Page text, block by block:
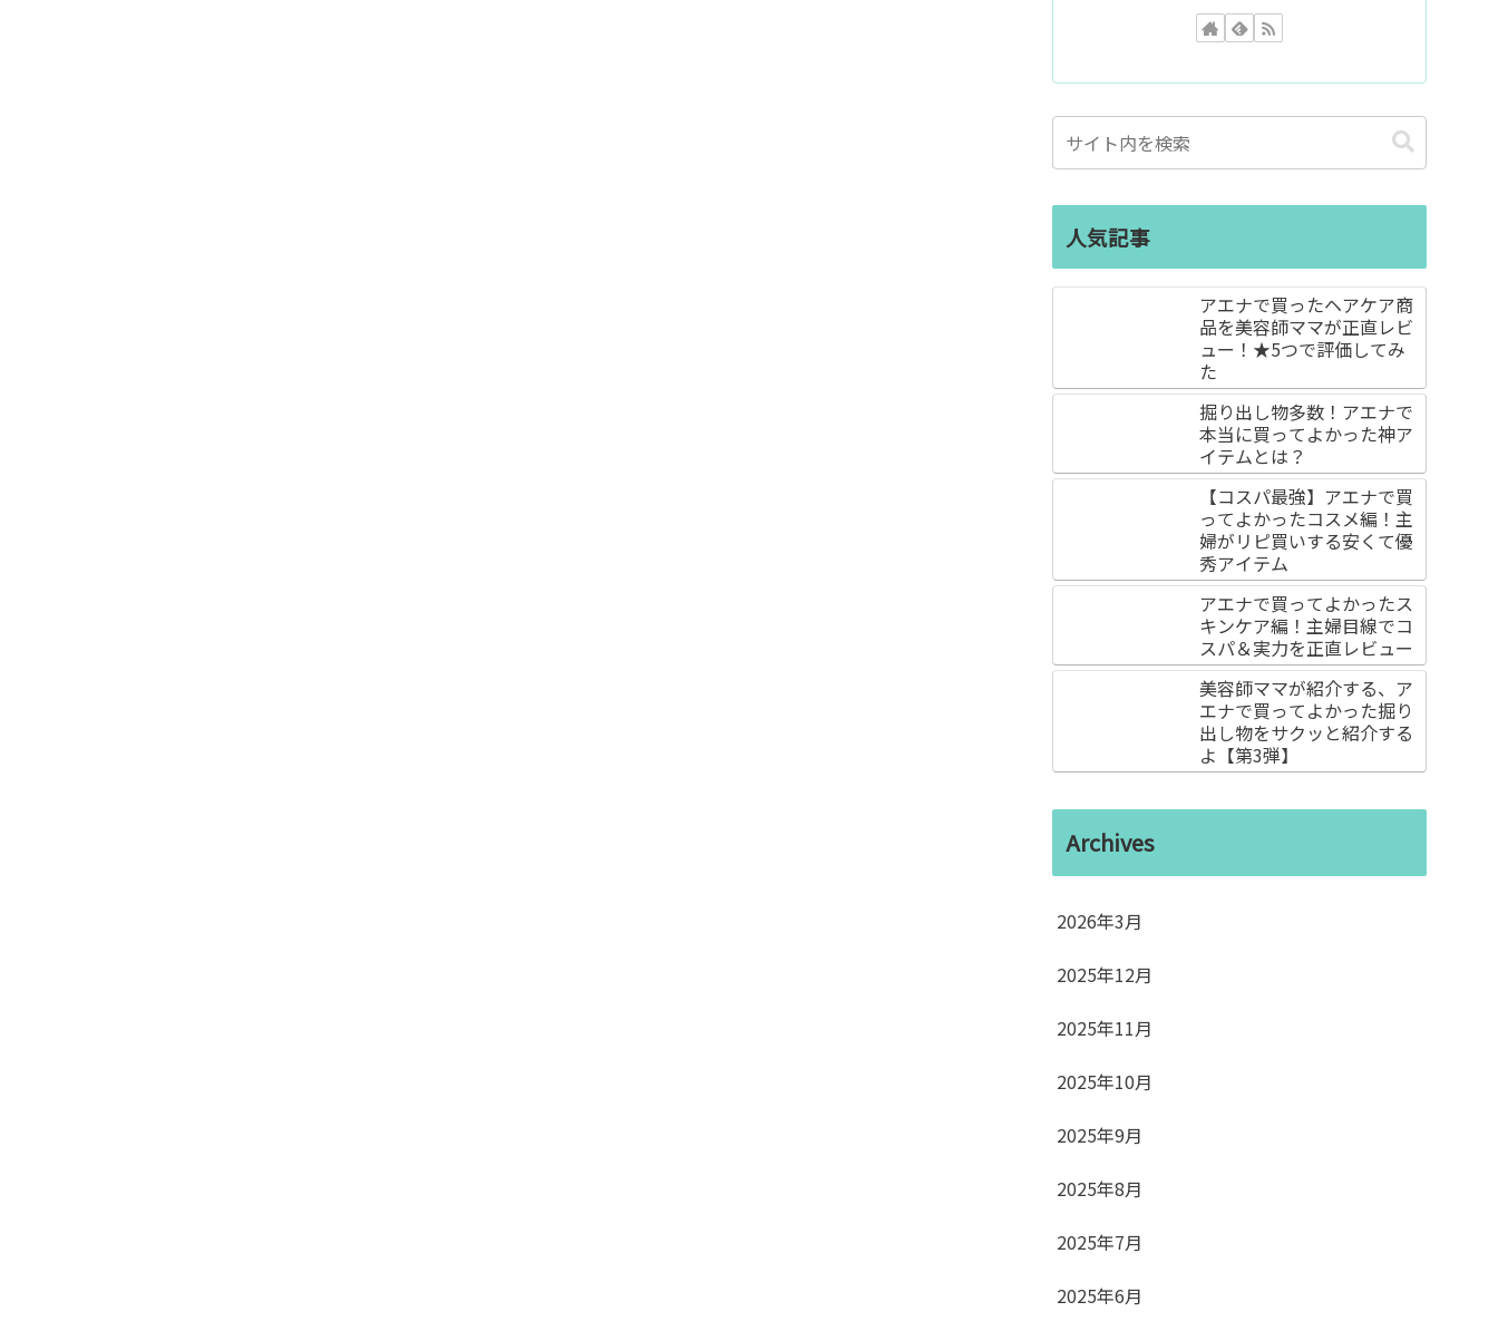
人気記事
アエナで買ったヘアケア商
品を美容師ママが正直レビ
ュー！★5つで評価してみ
た
掘り出し物多数！アエナで
本当に買ってよかった神ア
イテムとは？
【コスパ最強】アエナで買
ってよかったコスメ編！主
婦がリピ買いする安くて優
秀アイテム
アエナで買ってよかったス
キンケア編！主婦目線でコ
スパ＆実力を正直レビュー
美容師ママが紹介する、ア
エナで買ってよかった掘り
出し物をサクッと紹介する
よ【第3弾】
Archives
2026年3月
2025年12月
2025年11月
2025年10月
2025年9月
2025年8月
2025年7月
2025年6月